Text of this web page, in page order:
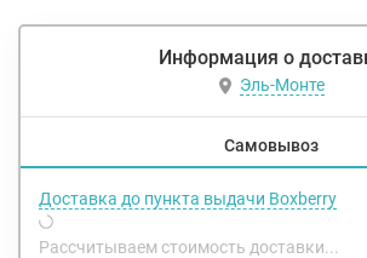
Информация о
Эль-Монте
Самовывоз
Доставка до пункта выдачи Boxberry
Рассчитываем стоимость доставки...